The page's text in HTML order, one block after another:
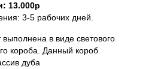
выполнена в виде светового
короба. Данный короб
дуба
13.000р
3-5 рабочих дней.